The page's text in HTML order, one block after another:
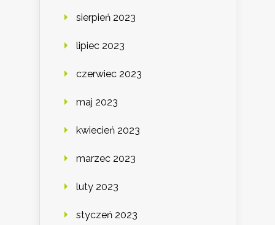
sierpień 2023
lipiec 2023
czerwiec 2023
maj 2023
kwiecień 2023
marzec 2023
luty 2023
styczeń 2023